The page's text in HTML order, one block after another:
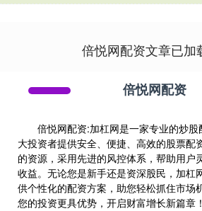
倍悦网配资文章已加
倍悦网配资
倍悦网配资:加杠网是一家专业的炒
大投资者提供安全、便捷、高效的股票配
的资源，采用先进的风控体系，帮助用户
收益。无论您是新手还是资深股民，加杠
供个性化的配资方案，助您轻松抓住市场
您的投资更具优势，开启财富增长新篇章！